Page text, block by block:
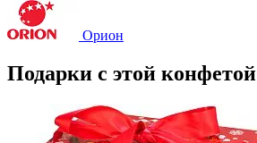
Орион
Подарки с этой конфетой